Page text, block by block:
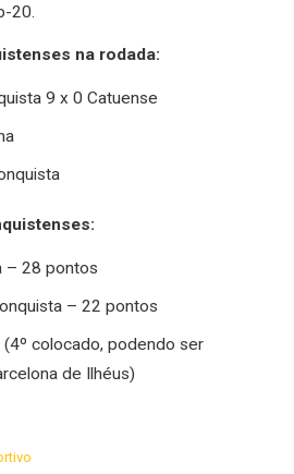
20.
na rodada:
9 x 0 Catuense
– 28 pontos
– 22 pontos
colocado, podendo ser
de Ilhéus)